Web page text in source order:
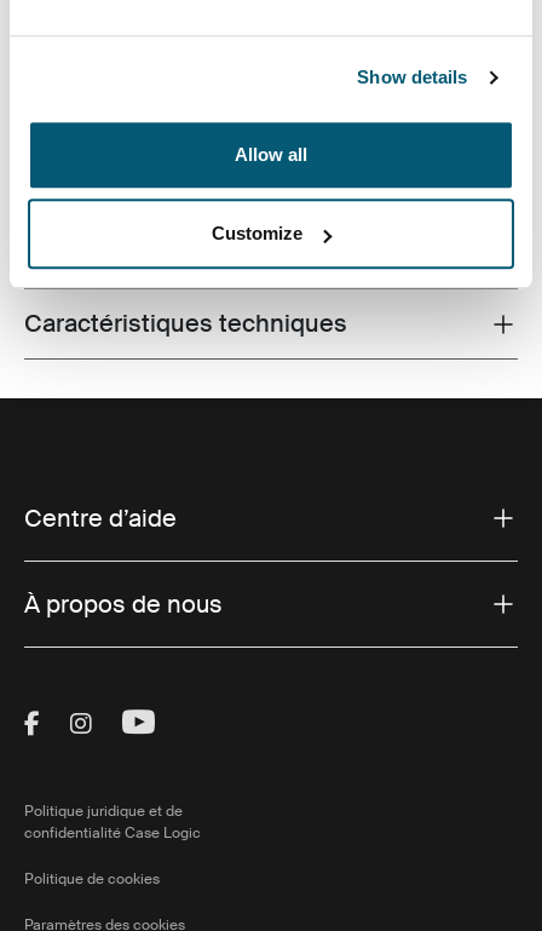
Show details
Allow all
Customize
fonctionnalités prêtes pour le campus, ce sac de 24 L
permet d'avoir à portée de main un portable, une
Toutes les caractéristiques
Toggle techspec
Caractéristiques techniques
Centre d’aide
À propos de nous
Visit Thule on Facebook (external link)
Visit Thule on Instagram (external link)
Visit Thule on Youtube (external
Politique juridique et de
confidentialité Case Logic
Politique de cookies
Paramètres des cookies